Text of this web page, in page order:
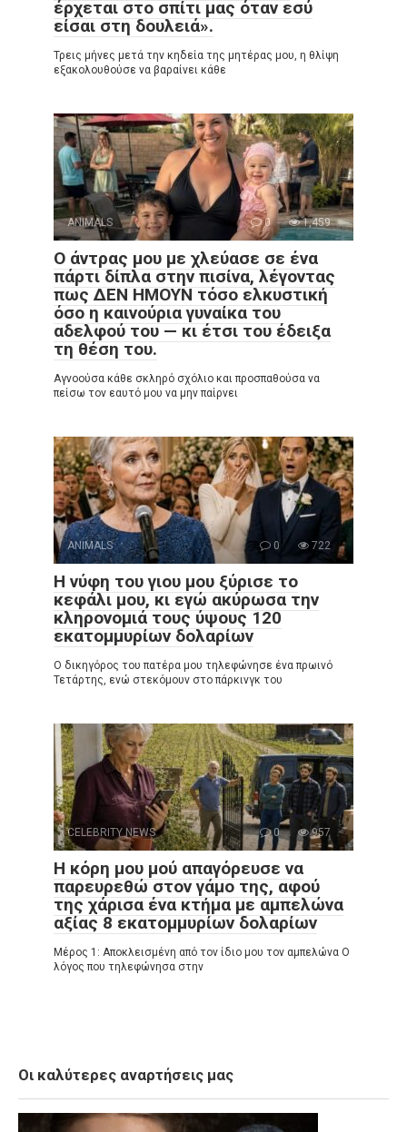
έρχεται στο σπίτι μας όταν εσύ
είσαι στη δουλειά».
Τρεις μήνες μετά την κηδεία της μητέρας μου, η θλίψη
εξακολουθούσε να βαραίνει κάθε
ANIMALS 0 1,459
Ο άντρας μου με χλεύασε σε ένα
πάρτι δίπλα στην πισίνα, λέγοντας
πως ΔΕΝ ΗΜΟΥΝ τόσο ελκυστική
όσο η καινούρια γυναίκα του
αδελφού του — κι έτσι του έδειξα
τη θέση του.
Αγνοούσα κάθε σκληρό σχόλιο και προσπαθούσα να
πείσω τον εαυτό μου να μην παίρνει
ANIMALS 0 722
Η νύφη του γιου μου ξύρισε το
κεφάλι μου, κι εγώ ακύρωσα την
κληρονομιά τους ύψους 120
εκατομμυρίων δολαρίων
Ο δικηγόρος του πατέρα μου τηλεφώνησε ένα πρωινό
Τετάρτης, ενώ στεκόμουν στο πάρκινγκ του
CELEBRITY NEWS 0 957
Η κόρη μου μού απαγόρευσε να
παρευρεθώ στον γάμο της, αφού
της χάρισα ένα κτήμα με αμπελώνα
αξίας 8 εκατομμυρίων δολαρίων
Μέρος 1: Αποκλεισμένη από τον ίδιο μου τον αμπελώνα Ο
λόγος που τηλεφώνησα στην
Οι καλύτερες αναρτήσεις μας